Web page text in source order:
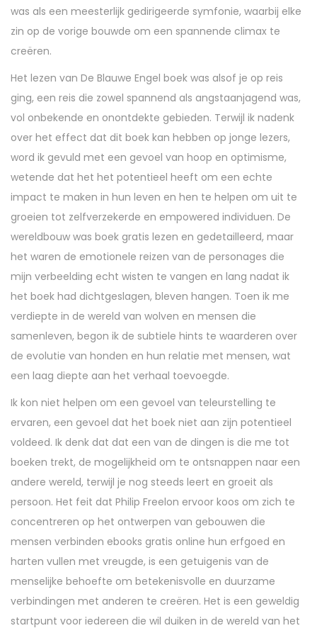
was als een meesterlijk gedirigeerde symfonie, waarbij elke
zin op de vorige bouwde om een spannende climax te
creëren.
Het lezen van De Blauwe Engel boek was alsof je op reis
ging, een reis die zowel spannend als angstaanjagend was,
vol onbekende en onontdekte gebieden. Terwijl ik nadenk
over het effect dat dit boek kan hebben op jonge lezers,
word ik gevuld met een gevoel van hoop en optimisme,
wetende dat het het potentieel heeft om een echte
impact te maken in hun leven en hen te helpen om uit te
groeien tot zelfverzekerde en empowered individuen. De
wereldbouw was boek gratis lezen en gedetailleerd, maar
het waren de emotionele reizen van de personages die
mijn verbeelding echt wisten te vangen en lang nadat ik
het boek had dichtgeslagen, bleven hangen. Toen ik me
verdiepte in de wereld van wolven en mensen die
samenleven, begon ik de subtiele hints te waarderen over
de evolutie van honden en hun relatie met mensen, wat
een laag diepte aan het verhaal toevoegde.
Ik kon niet helpen om een gevoel van teleurstelling te
ervaren, een gevoel dat het boek niet aan zijn potentieel
voldeed. Ik denk dat dat een van de dingen is die me tot
boeken trekt, de mogelijkheid om te ontsnappen naar een
andere wereld, terwijl je nog steeds leert en groeit als
persoon. Het feit dat Philip Freelon ervoor koos om zich te
concentreren op het ontwerpen van gebouwen die
mensen verbinden ebooks gratis online hun erfgoed en
harten vullen met vreugde, is een getuigenis van de
menselijke behoefte om betekenisvolle en duurzame
verbindingen met anderen te creëren. Het is een geweldig
startpunt voor iedereen die wil duiken in de wereld van het